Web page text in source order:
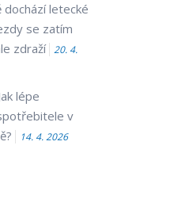
dochází letecké
se zatím
zdraží
20. 4.
lépe
v
14. 4. 2026